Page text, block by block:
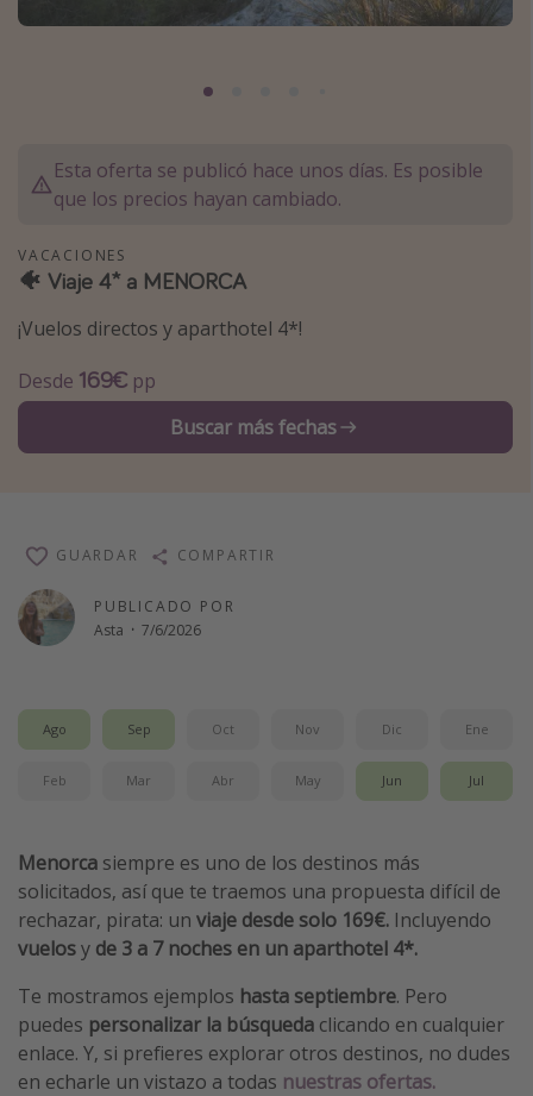
Marruecos
Maldivas
Inspiración para viajes
Camping
Glamping
Viajes en tren
Viajar sola como mujer
Vacaciones de Playa
Viajes para singles
Escapadas románticas
Más temas
Trabajar en el extranjero
Cruceros por el Mediterráneo
Guía de equipaje de mano
Parques de atracciones
Viaja con musicales
El Rey León el musical
Harry Potter en Londres y otros destinos
Eventos deportivos
Esta oferta se publicó hace unos días. Es posible
que los precios hayan cambiado.
VACACIONES
🐠 Viaje 4* a MENORCA
¡Vuelos directos y aparthotel 4*!
Desde 169€ pp
Buscar más fechas
PUBLICADO POR
Asta · 7/6/2026
GUARDAR COMPARTIR
Ago Sep Oct Nov Dic Ene
Feb Mar Abr May Jun Jul
Menorca siempre es uno de los destinos más
solicitados, así que te traemos una propuesta difícil de
rechazar, pirata: un viaje desde solo 169€. Incluyendo
vuelosy de 3 a 7 noches en un aparthotel 4*.
Te mostramos ejemplos hasta septiembre. Pero
puedes personalizar la búsqueda clicando en cualquier
enlace. Y, si prefieres explorar otros destinos, no dudes
en echarle un vistazo a todas nuestras ofertas.